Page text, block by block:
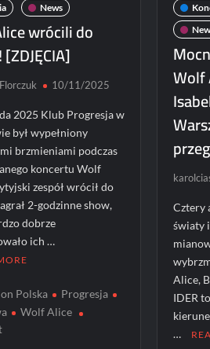
News
wrócili do
10/11/2025
2025 Klub Progresja w
był wypełniony
brzmieniami podczas
koncertu Wolf
zespół wrócił do
2-godzinne show,
dobrze
ich …
Polska
Progresja
Wolf Alice
on
Wolf
Cztery
światy
Alice,
IDER
…
Patronat
POLECANE News
POLECANE Wydarzenia
ElipticTM i CentoVenti
zagrają w Poznaniu
Paweł Rychter